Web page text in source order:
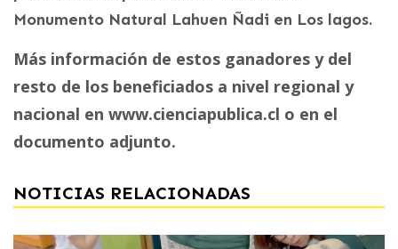
Monumento Natural Lahuen Ñadi en Los lagos.
Más información de estos ganadores y del
resto de los beneficiados a nivel regional y
nacional en www.cienciapublica.cl o en el
documento adjunto.
NOTICIAS RELACIONADAS